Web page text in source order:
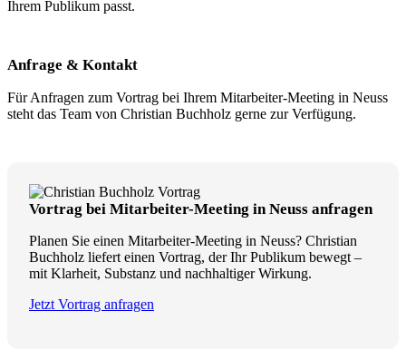
Ihrem Publikum passt.
Anfrage & Kontakt
Für Anfragen zum Vortrag bei Ihrem Mitarbeiter-Meeting in Neuss
steht das Team von Christian Buchholz gerne zur Verfügung.
Vortrag bei Mitarbeiter-Meeting in Neuss anfragen
Planen Sie einen Mitarbeiter-Meeting in Neuss? Christian
Buchholz liefert einen Vortrag, der Ihr Publikum bewegt –
mit Klarheit, Substanz und nachhaltiger Wirkung.
Jetzt Vortrag anfragen